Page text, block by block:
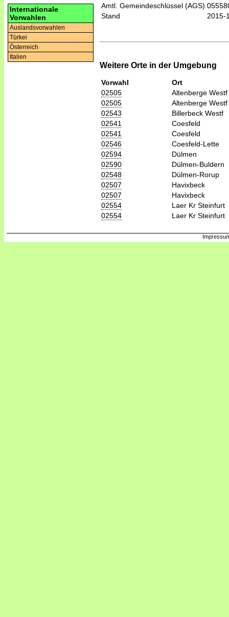
Internationale
Vorwahlen
Auslandsvorwahlen
Türkei
Österreich
Italien
Amtl. Gemeindeschlüssel (AGS)
Stand
2015-
Weitere Orte in der Umgebung
Vorwahl
Ort
02505
Altenberge Westf
02505
Altenberge Westf
02543
Billerbeck Westf
02541
Coesfeld
02541
Coesfeld
02546
Coesfeld-Lette
02594
Dülmen
02590
Dülmen-Buldern
02548
Dülmen-Rorup
02507
Havixbeck
02507
Havixbeck
02554
Laer Kr Steinfurt
02554
Laer Kr Steinfurt